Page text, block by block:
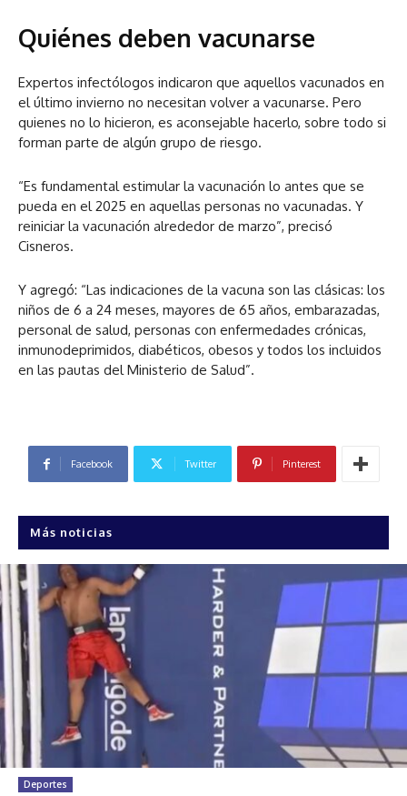
Quiénes deben vacunarse
Expertos infectólogos indicaron que aquellos vacunados en
el último invierno no necesitan volver a vacunarse. Pero
quienes no lo hicieron, es aconsejable hacerlo, sobre todo si
forman parte de algún grupo de riesgo.
“Es fundamental estimular la vacunación lo antes que se
pueda en el 2025 en aquellas personas no vacunadas. Y
reiniciar la vacunación alrededor de marzo”, precisó
Cisneros.
Y agregó: “Las indicaciones de la vacuna son las clásicas: los
niños de 6 a 24 meses, mayores de 65 años, embarazadas,
personal de salud, personas con enfermedades crónicas,
inmunodeprimidos, diabéticos, obesos y todos los incluidos
en las pautas del Ministerio de Salud”.
Facebook Twitter Pinterest
Más noticias
Deportes